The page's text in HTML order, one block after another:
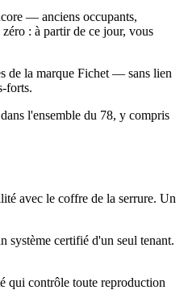
— anciens occupants,
: à partir de ce jour, vous
de la marque Fichet — sans lien
forts.
l'ensemble du 78, y compris
avec le coffre de la serrure. Un
système certifié d'un seul tenant.
qui contrôle toute reproduction